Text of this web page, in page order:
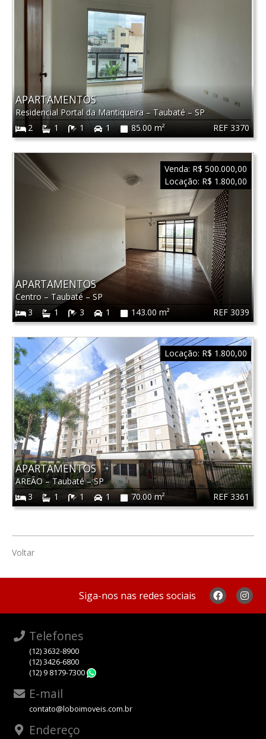
REF 3370
APARTAMENTOS
Residencial Portal da Mantiqueira–Taubaté– SP
2
1 1 1 85.00 m²
REF 3039
APARTAMENTOS
Centro – Taubaté – SP
3
1 3 1 143.00 m²
Venda: R$ 500.000,00
Locação: R$ 1.800,00
REF 3361
APARTAMENTOS
AREÃO–Taubaté–SP
3
1 1 1 70.00 m²
Locação: R$ 1.800,00
Voltar
Siga-nos nas redes sociais
Telefones
(12) 3632-8900
(12) 3426-6800
(12) 9 8179-7300
E-mail
contato@loboimoveis.com.br
Endereço